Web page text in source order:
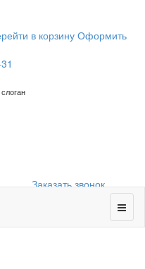
в корзину Оформить
Заказать звонок
слоган